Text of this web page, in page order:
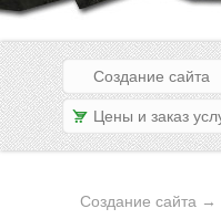
Создание сайта
Цены и заказ
Создание сайта →